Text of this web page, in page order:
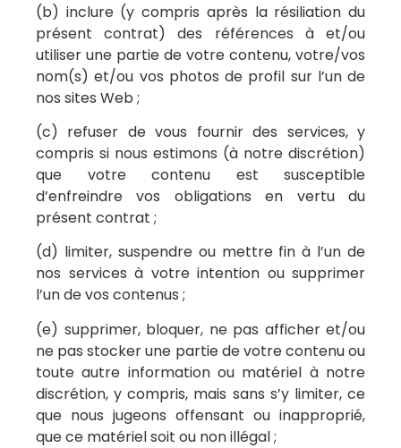
(b) inclure (y compris après la résiliation du
présent contrat) des références à et/ou
utiliser une partie de votre contenu, votre/vos
nom(s) et/ou vos photos de profil sur l’un de
nos sites Web ;
(c) refuser de vous fournir des services, y
compris si nous estimons (à notre discrétion)
que votre contenu est susceptible
d’enfreindre vos obligations en vertu du
présent contrat ;
(d) limiter, suspendre ou mettre fin à l’un de
nos services à votre intention ou supprimer
l’un de vos contenus ;
(e) supprimer, bloquer, ne pas afficher et/ou
ne pas stocker une partie de votre contenu ou
toute autre information ou matériel à notre
discrétion, y compris, mais sans s’y limiter, ce
que nous jugeons offensant ou inapproprié,
que ce matériel soit ou non illégal ;